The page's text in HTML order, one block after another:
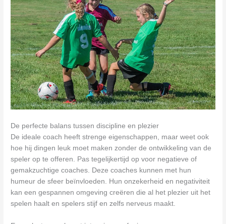
De perfecte balans tussen discipline en plezier
De ideale coach heeft strenge eigenschappen, maar weet ook
hoe hij dingen leuk moet maken zonder de ontwikkeling van de
speler op te offeren. Pas tegelijkertijd op voor negatieve of
gemakzuchtige coaches. Deze coaches kunnen met hun
humeur de sfeer beïnvloeden. Hun onzekerheid en negativiteit
kan een gespannen omgeving creëren die al het plezier uit het
spelen haalt en spelers stijf en zelfs nerveus maakt.